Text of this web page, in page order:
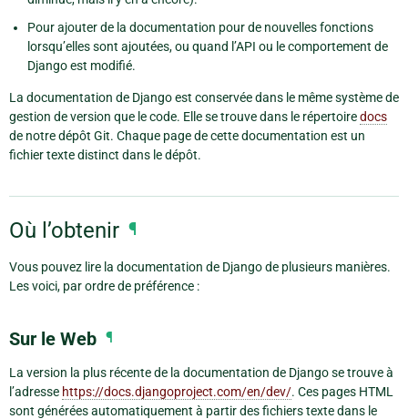
Pour ajouter de la documentation pour de nouvelles fonctions
lorsqu’elles sont ajoutées, ou quand l’API ou le comportement de
Django est modifié.
La documentation de Django est conservée dans le même système de
gestion de version que le code. Elle se trouve dans le répertoiredocs
de notre dépôt Git. Chaque page de cette documentation est un
fichier texte distinct dans le dépôt.
Où l’obtenir ¶
Vous pouvez lire la documentation de Django de plusieurs manières.
Les voici, par ordre de préférence :
Sur le Web ¶
La version la plus récente de la documentation de Django se trouve à
l’adresse https://docs.djangoproject.com/en/dev/. Ces pages HTML
sont générées automatiquement à partir des fichiers texte dans le